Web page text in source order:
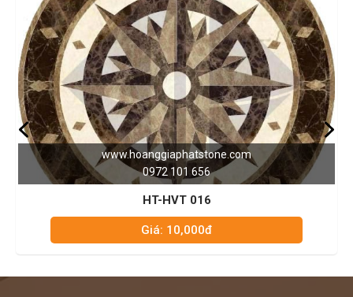
www.hoanggiaphatstone.com
0972 101 656
HT-HVT 003
Giá: 10,000đ